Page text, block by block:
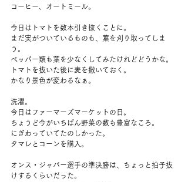
コーヒー、オートミール。
今日はトマトを数本引き抜くことに。
まだ実がついているものも、葉を刈り取ってしま
う。
ペッパー類も葉を少なくしてみたけれどどうかな。
トマトを抜いた後に麦を撒いておく。
かなり景色が変わるなぁ。
洗濯。
今日はファーマーズマーケットの日。
ちょうど今がいちばん野菜の数も豊富なころ。
にぎわっていてたのしかった。
タマレとコーンを購入。
オンス・ジャバー選手の準決勝は、ちょっと拍子抜
けするくらいだった。